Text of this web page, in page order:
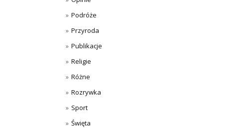
Podróże
Przyroda
Publikacje
Religie
Różne
Rozrywka
Sport
Święta